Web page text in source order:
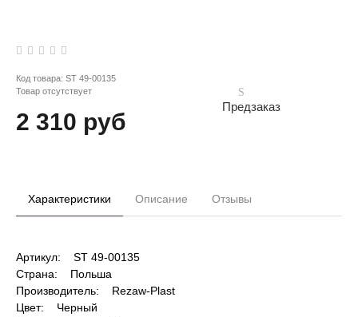
Код товара: ST 49-00135
Товар отсутствует
2 310 руб
Предзаказ
Характеристики Описание Отзывы
Артикул: ST 49-00135
Страна: Польша
Производитель: Rezaw-Plast
Цвет: Черный